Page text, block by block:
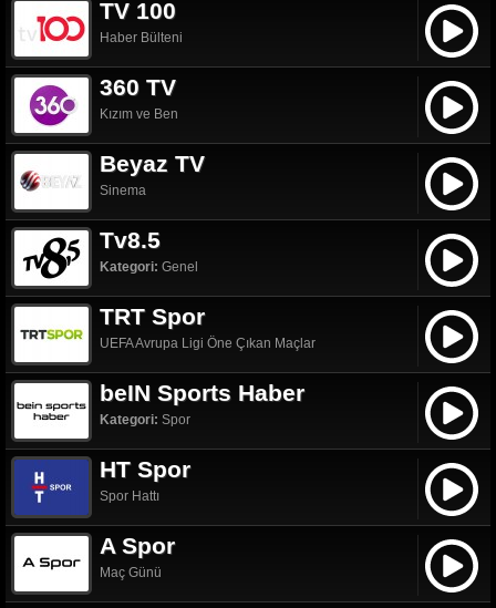
TV 100
Haber Bülteni
360 TV
Kızım ve Ben
Beyaz TV
Sinema
Tv8.5
Kategori: Genel
TRT Spor
UEFA Avrupa Ligi Öne Çıkan Maçlar
beIN Sports Haber
Kategori: Spor
HT Spor
Spor Hattı
A Spor
Maç Günü